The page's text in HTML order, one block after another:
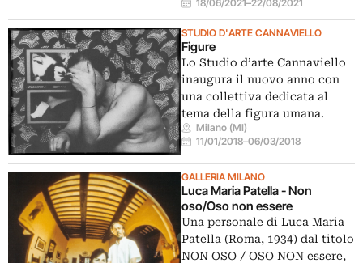
18/06/2021–22/08/2021
STUDIO D'ARTE CANNAVIELLO
Figure
Lo Studio d’arte Cannaviello
inaugura il nuovo anno con
una collettiva dedicata al
tema della figura umana.
Milano (MI)
11/01/2018–06/03/2018
GALLERIA MILANO
Luca Maria Patella - Non
oso/Oso non essere
Una personale di Luca Maria
Patella (Roma, 1934) dal titolo
NON OSO / OSO NON essere,